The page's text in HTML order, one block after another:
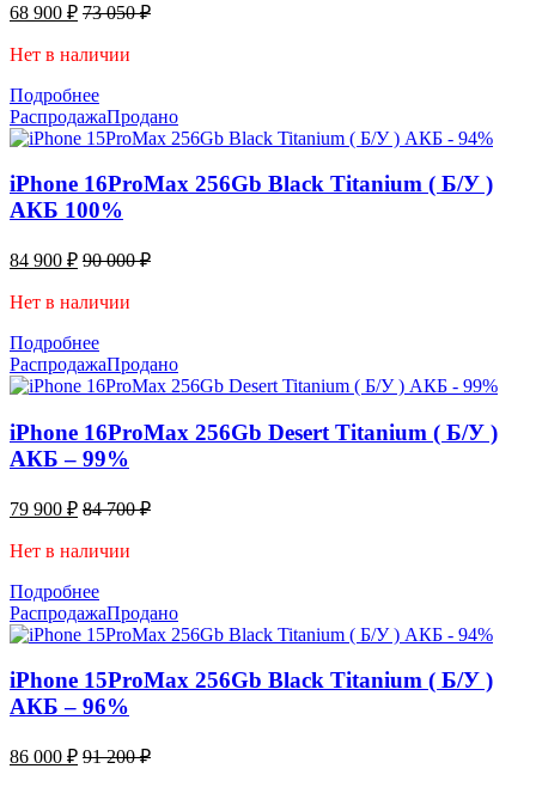
68 900 ₽ 73 050₽
Нет в наличии
Подробнее
РаспродажаПродано
iPhone 16ProMax 256Gb Black Titanium ( Б/У )
АКБ 100%
84 900 ₽ 90 000₽
Нет в наличии
Подробнее
РаспродажаПродано
iPhone 16ProMax 256Gb Desert Titanium ( Б/У )
АКБ – 99%
79 900 ₽ 84 700₽
Нет в наличии
Подробнее
РаспродажаПродано
iPhone 15ProMax 256Gb Black Titanium ( Б/У )
АКБ – 96%
86 000 ₽ 91 200₽